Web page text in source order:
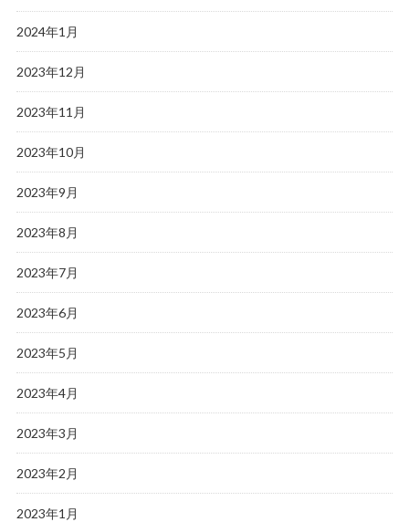
2024年1月
2023年12月
2023年11月
2023年10月
2023年9月
2023年8月
2023年7月
2023年6月
2023年5月
2023年4月
2023年3月
2023年2月
2023年1月